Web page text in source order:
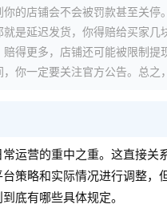
的店铺会不会被罚款甚至关
是延迟发货，你得赔给买家
得更多，店铺还可能被限制
你一定要关注官方公告。总之
运营的重中之重。这直接
策略和实际情况进行调整，
底有哪些具体规定。